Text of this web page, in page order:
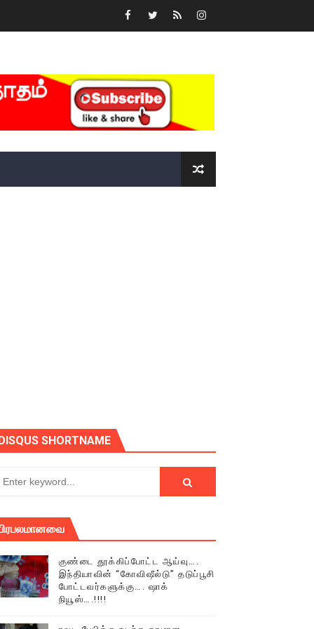
அழைக்கின்றோம்.
SHORTNAME
குண்டை தூக்கிப்போட்ட ஆய்வு….
இந்தியாவின் “கோவிஷீல்டு” தடுப்பூசி
போட்டவர்களுக்கு…. ஷாக்
நியூஸ்….!!!!